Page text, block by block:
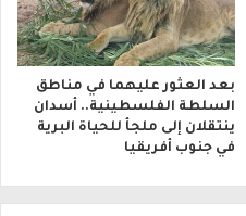
بعد العثور عليهما في مناطق
السلطة الفلسطينية.. أسدان
ينتقلان إلى ملجأ للحياة البرية
في جنوب أفريقيا